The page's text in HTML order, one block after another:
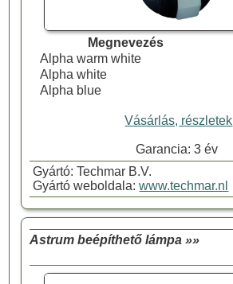
Megnevezés
Alpha warm white
Alpha white
Alpha blue
Vásárlás, részletek
Garancia: 3 év
Gyártó: Techmar B.V.
Gyártó weboldala:www.techmar.nl
Astrum beépíthető lámpa »»